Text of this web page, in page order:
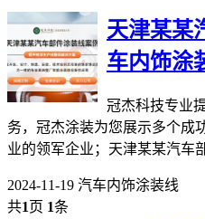
天津某某
车内饰涂
冠杰科技专业
务，冠杰涂装为您展示多个成
业的领军企业；天津某某汽车
2024-11-19 汽车内饰涂装线
共1页 1条